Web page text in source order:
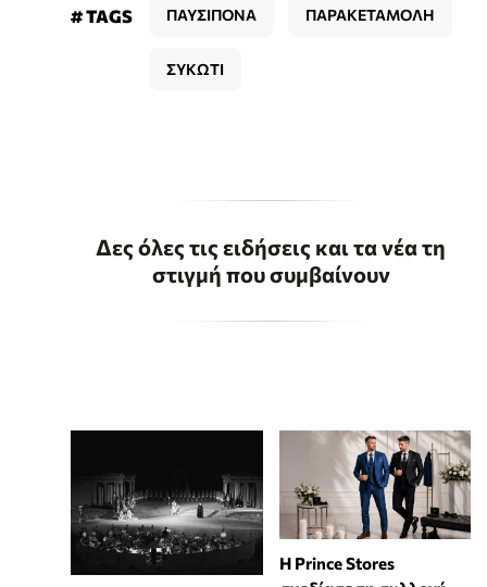
# TAGS ΠΑΥΣΙΠΟΝΑ ΠΑΡΑΚΕΤΑΜΟΛΗ
ΣΥΚΩΤΙ
Δες όλες τις ειδήσεις και τα νέα τη
στιγμή που συμβαίνουν
Η Prince Stores